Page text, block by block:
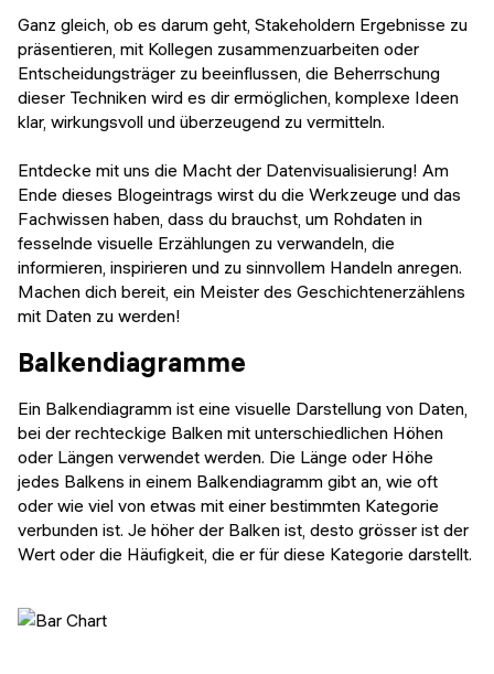
Ganz gleich, ob es darum geht, Stakeholdern Ergebnisse zu
präsentieren, mit Kollegen zusammenzuarbeiten oder
Entscheidungsträger zu beeinflussen, die Beherrschung
dieser Techniken wird es dir ermöglichen, komplexe Ideen
klar, wirkungsvoll und überzeugend zu vermitteln.
Entdecke mit uns die Macht der Datenvisualisierung! Am
Ende dieses Blogeintrags wirst du die Werkzeuge und das
Fachwissen haben, dass du brauchst, um Rohdaten in
fesselnde visuelle Erzählungen zu verwandeln, die
informieren, inspirieren und zu sinnvollem Handeln anregen.
Machen dich bereit, ein Meister des Geschichtenerzählens
mit Daten zu werden!
Balkendiagramme
Ein Balkendiagramm ist eine visuelle Darstellung von Daten,
bei der rechteckige Balken mit unterschiedlichen Höhen
oder Längen verwendet werden. Die Länge oder Höhe
jedes Balkens in einem Balkendiagramm gibt an, wie oft
oder wie viel von etwas mit einer bestimmten Kategorie
verbunden ist. Je höher der Balken ist, desto grösser ist der
Wert oder die Häufigkeit, die er für diese Kategorie darstellt.